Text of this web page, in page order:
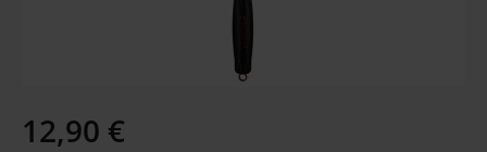
Regulärer Preis:
12,90 €